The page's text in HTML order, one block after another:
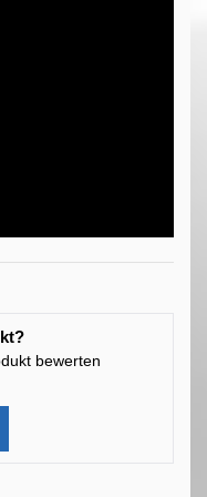
bewerten